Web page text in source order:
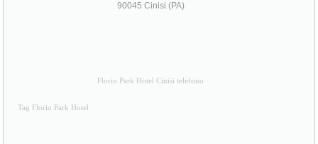
90045 Cinisi (PA)
Florio Park Hotel Cinisi telefono
Tag Florio Park Hotel